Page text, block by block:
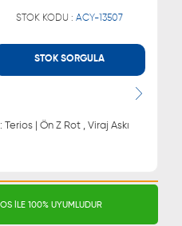
STOK KODU : ACY-13507
STOK SORGULA
İLE 100% UYUMLUDUR